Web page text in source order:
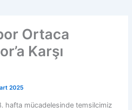
Ortaca
Karşı
2025
hafta mücadelesinde temsilcimiz